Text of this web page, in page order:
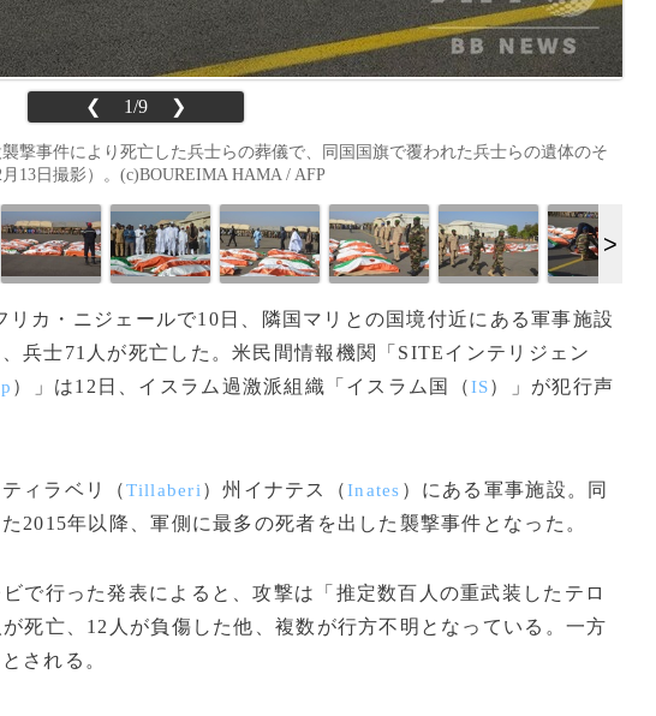
❮ 1/9 ❯
撃事件により死亡した兵士らの葬儀で、同国国旗で覆われた兵士らの遺体のそ
13日撮影）。(c)BOUREIMA HAMA / AFP
リカ・ニジェールで10日、隣国マリとの国境付近にある軍事施設
兵士71人が死亡した。米民間情報機関「SITEインテリジェン
）」は12日、イスラム過激派組織「イスラム国（IS）」が犯行声
ィラベリ（Tillaberi ）州イナテス（Inates ）にある軍事施設。同
2015年以降、軍側に最多の死者を出した襲撃事件となった。
で行った発表によると、攻撃は「推定数百人の重武装したテロ
死亡、12人が負傷した他、複数が行方不明となっている。一方
される。